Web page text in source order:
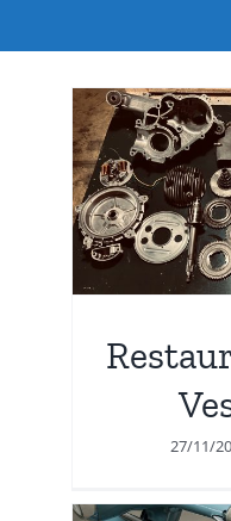
27/11/